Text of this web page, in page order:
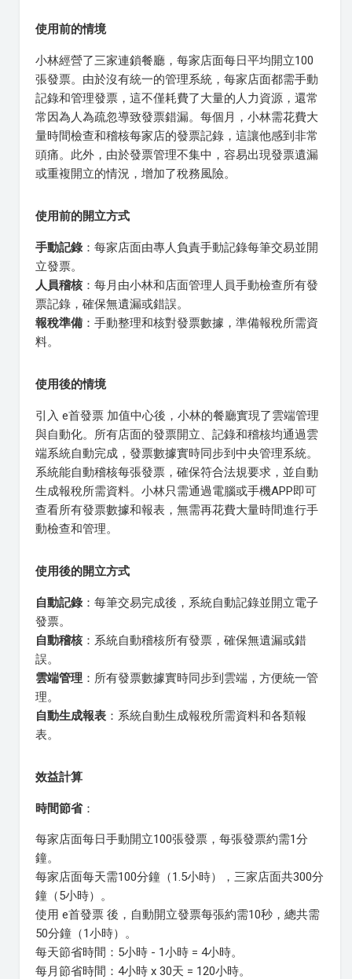
使用前的情境
小林經營了三家連鎖餐廳，每家店面每日平均開立100
張發票。由於沒有統一的管理系統，每家店面都需手動
記錄和管理發票，這不僅耗費了大量的人力資源，還常
常因為人為疏忽導致發票錯漏。每個月，小林需花費大
量時間檢查和稽核每家店的發票記錄，這讓他感到非常
頭痛。此外，由於發票管理不集中，容易出現發票遺漏
或重複開立的情況，增加了稅務風險。
使用前的開立方式
手動記錄：每家店面由專人負責手動記錄每筆交易並開
立發票。
人員稽核：每月由小林和店面管理人員手動檢查所有發
票記錄，確保無遺漏或錯誤。
報稅準備 ：手動整理和核對發票數據，準備報稅所需資
料。
使用後的情境
引入 e首發票 加值中心後，小林的餐廳實現了雲端管理
與自動化。所有店面的發票開立、記錄和稽核均通過雲
端系統自動完成，發票數據實時同步到中央管理系統。
系統能自動稽核每張發票，確保符合法規要求，並自動
生成報稅所需資料。小林只需通過電腦或手機APP即可
查看所有發票數據和報表，無需再花費大量時間進行手
動檢查和管理。
使用後的開立方式
自動記錄：每筆交易完成後，系統自動記錄並開立電子
發票。
自動稽核：系統自動稽核所有發票，確保無遺漏或錯
誤。
雲端管理 ：所有發票數據實時同步到雲端，方便統一管
理。
自動生成報表 ：系統自動生成報稅所需資料和各類報
表。
效益計算
時間節省：
每家店面每日手動開立100張發票，每張發票約需1分
鐘。
每家店面每天需100分鐘（1.5小時），三家店面共300分
鐘（5小時）。
使用 e首發票 後，自動開立發票每張約需10秒，總共需
50分鐘（1小時）。
每天節省時間：5小時 - 1小時 = 4小時。
每月節省時間：4小時 x 30天 = 120小時。